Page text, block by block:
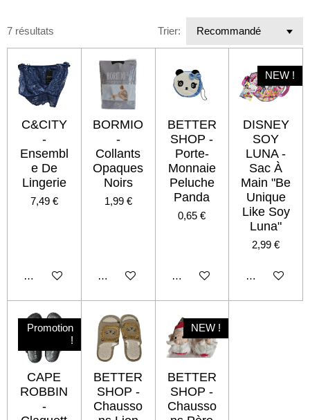
7 résultats Trier:
C&CITY
-
Ensembl
e De
Lingerie
7,49 €
Ajouter au panier
BORMIO
-
Collants
Opaques
Noirs
1,99 €
Ajouter au panier
BETTER
SHOP -
Porte-
Monnaie
Peluche
Panda
0,65 €
Ajouter au panier
NEW !
DISNEY
SOY
LUNA -
Sac À
Main "Be
Unique
Like Soy
Luna"
2,99 €
Ajouter au
Promotion
!
CAPE
ROBBIN
-
BETTER
SHOP -
Chausso
NEW !
BETTER
SHOP -
Chausso